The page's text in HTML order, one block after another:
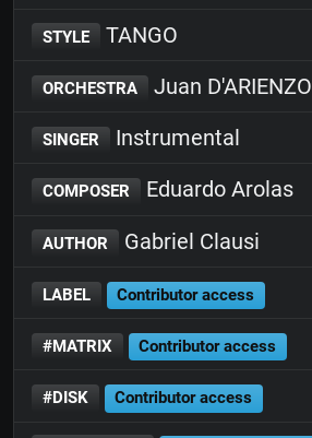
STYLE TANGO
ORCHESTRA Juan D'ARIENZO
SINGER Instrumental
COMPOSER Eduardo Arolas
AUTHOR Gabriel Clausi
LABEL Contributor access
#MATRIX Contributor access
#DISK Contributor access